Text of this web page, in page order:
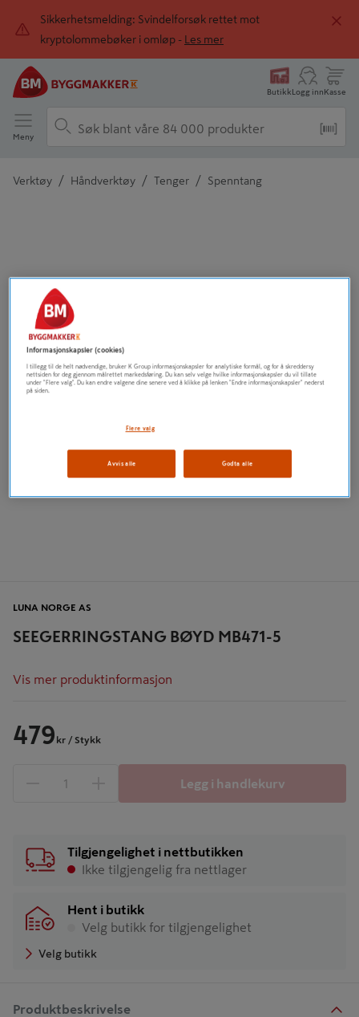
Sikkerhetsmelding: Svindelforsøk rettet mot
kryptolommebøker i omløp -
Les mer
ButikkLogg innKasse
Meny
Verktøy / Håndverktøy / Tenger / Spenntang
SEEGERRINGSTANG BØYD MB471-5
LUNA NORGE AS
Vis mer produktinformasjon
479 kr / Stykk
1 produkter
Legg i handlekurv
Tilgjengelighet i nettbutikken
Ikke tilgjengelig fra nettlager
Hent i butikk
Velg butikk for tilgjengelighet
Velg butikk
Produktbeskrivelse
Informasjonskapsler (cookies)
I tillegg til de helt nødvendige, bruker K Group informasjonskapsler for analytiske formål, og for å skreddersy
nettsiden for deg gjennom målrettet markedsføring. Du kan selv velge hvilke informasjonskapsler du vil tillate
under "Flere valg". Du kan endre valgene dine senere ved å klikke på lenken "Endre informasjonskapsler" nederst
på siden.
Flere valg
Avvis alle Godta alle